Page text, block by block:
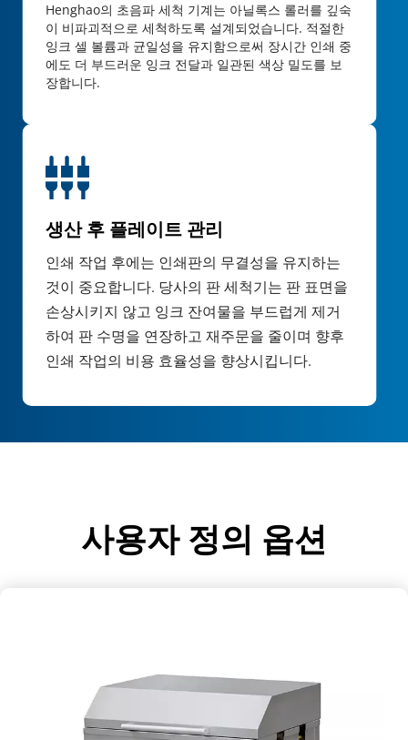
Henghao의 초음파 세척 기계는 아닐록스 롤러를 깊숙
이 비파괴적으로 세척하도록 설계되었습니다. 적절한
잉크 셀 볼륨과 균일성을 유지함으로써 장시간 인쇄 중
에도 더 부드러운 잉크 전달과 일관된 색상 밀도를 보
장합니다.
생산 후 플레이트 관리
인쇄 작업 후에는 인쇄판의 무결성을 유지하는
것이 중요합니다. 당사의 판 세척기는 판 표면을
손상시키지 않고 잉크 잔여물을 부드럽게 제거
하여 판 수명을 연장하고 재주문을 줄이며 향후
인쇄 작업의 비용 효율성을 향상시킵니다.
사용자 정의 옵션